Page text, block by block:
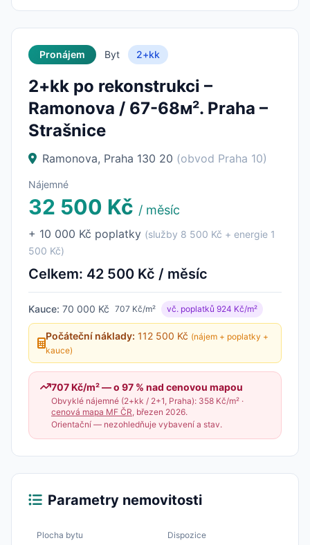
Pronájem Byt 2+kk
2+kk po rekonstrukci –
Ramonova / 67-68м². Praha –
Strašnice
Ramonova, Praha 130 20 (obvod Praha 10)
Nájemné
32 500 Kč / měsíc
+ 10 000 Kč poplatky (služby 8 500 Kč + energie 1
500 Kč)
Celkem: 42 500 Kč / měsíc
Kauce: 70 000 Kč 707 Kč/m² vč. poplatků 924 Kč/m²
Počáteční náklady: 112 500 Kč (nájem + poplatky +
kauce)
707 Kč/m² — o 97 % nad cenovou mapou
Obvyklé nájemné (2+kk / 2+1, Praha): 358 Kč/m² ·
cenová mapa MF ČR, březen 2026.
Orientační — nezohledňuje vybavení a stav.
Parametry nemovitosti
Plocha bytu Dispozice